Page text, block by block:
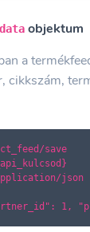
data objektum
a
cikkszám,
save
json
1,